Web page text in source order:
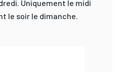
Uniquement le midi
le soir le dimanche.